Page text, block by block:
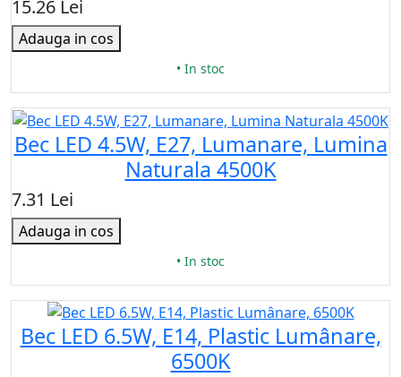
15.26 Lei
Adauga in cos
• In stoc
Bec LED 4.5W, E27, Lumanare, Lumina
Naturala 4500K
7.31 Lei
Adauga in cos
• In stoc
Bec LED 6.5W, E14, Plastic Lumânare,
6500K